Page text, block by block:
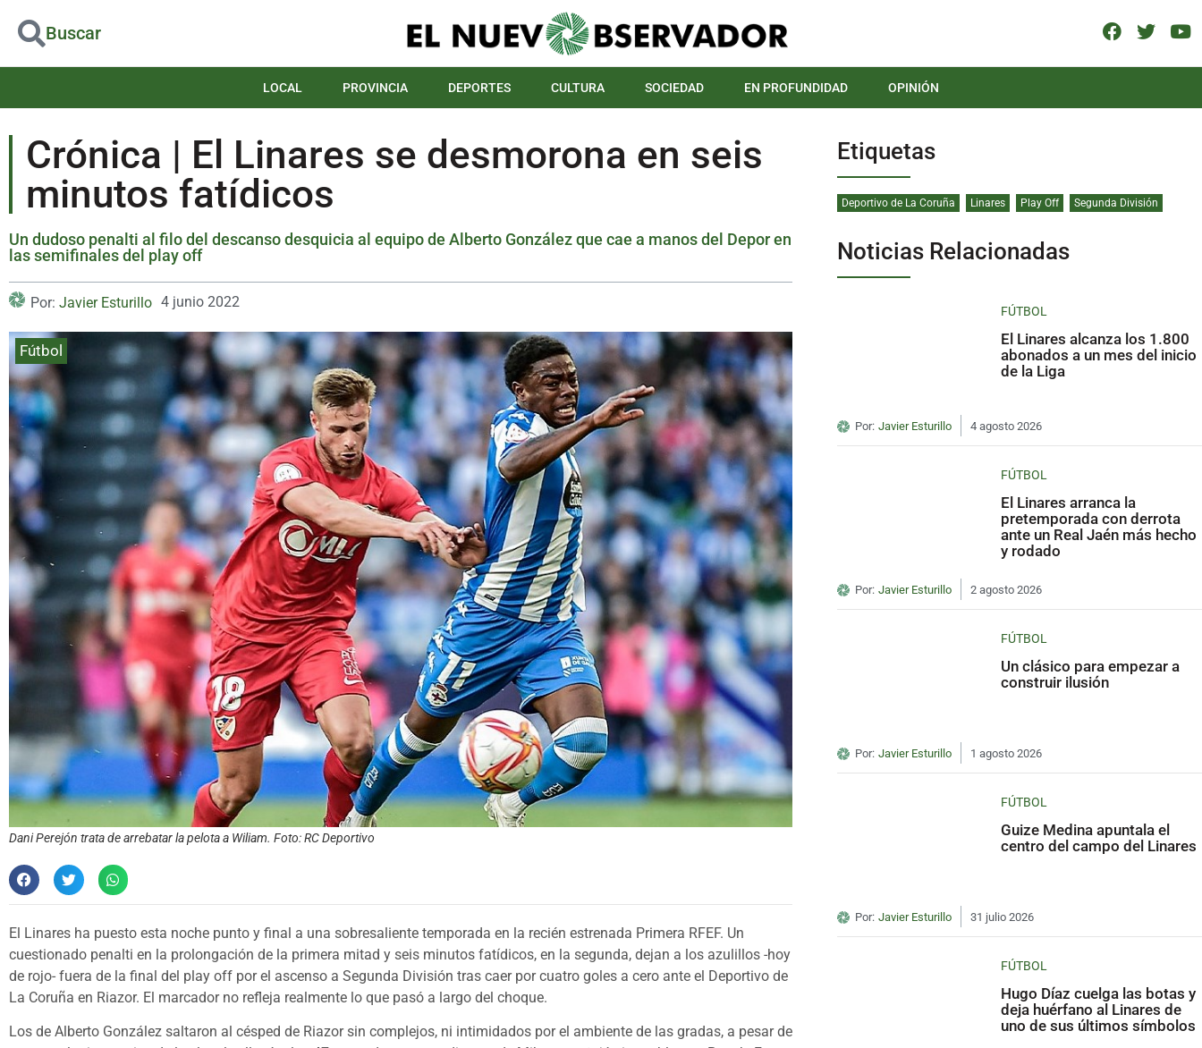
Buscar
LOCAL PROVINCIA DEPORTES CULTURA SOCIEDAD EN PROFUNDIDAD OPINIÓN
Crónica | El Linares se desmorona en seis
minutos fatídicos
Un dudoso penalti al filo del descanso desquicia al equipo de Alberto González que cae a manos del Depor en
las semifinales del play off
Por: Javier Esturillo 4 junio 2022
Fútbol
Dani Perejón trata de arrebatar la pelota a Wiliam. Foto: RC Deportivo
El Linares ha puesto esta noche punto y final a una sobresaliente temporada en la recién estrenada Primera RFEF. Un
cuestionado penalti en la prolongación de la primera mitad y seis minutos fatídicos, en la segunda, dejan a los azulillos -hoy
de rojo- fuera de la final del play off por el ascenso a Segunda División tras caer por cuatro goles a cero ante el Deportivo de
La Coruña en Riazor. El marcador no refleja realmente lo que pasó a largo del choque.
Los de Alberto González saltaron al césped de Riazor sin complejos, ni intimidados por el ambiente de las gradas, a pesar de
Etiquetas
Deportivo de La Coruña Linares Play Off Segunda División
Noticias Relacionadas
FÚTBOL
El Linares alcanza los 1.800
abonados a un mes del inicio
de la Liga
Por: Javier Esturillo 4 agosto 2026
FÚTBOL
El Linares arranca la
pretemporada con derrota
ante un Real Jaén más hecho
y rodado
Por: Javier Esturillo 2 agosto 2026
FÚTBOL
Un clásico para empezar a
construir ilusión
Por: Javier Esturillo 1 agosto 2026
FÚTBOL
Guize Medina apuntala el
centro del campo del Linares
Por: Javier Esturillo 31 julio 2026
FÚTBOL
Hugo Díaz cuelga las botas y
deja huérfano al Linares de
uno de sus últimos símbolos